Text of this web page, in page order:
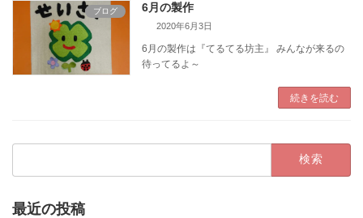
ブログ 6月の製作
2020年6月3日
6月の製作は『てるてる坊主』 みんなが来るの
待ってるよ～
続きを読む
検
最近の投稿